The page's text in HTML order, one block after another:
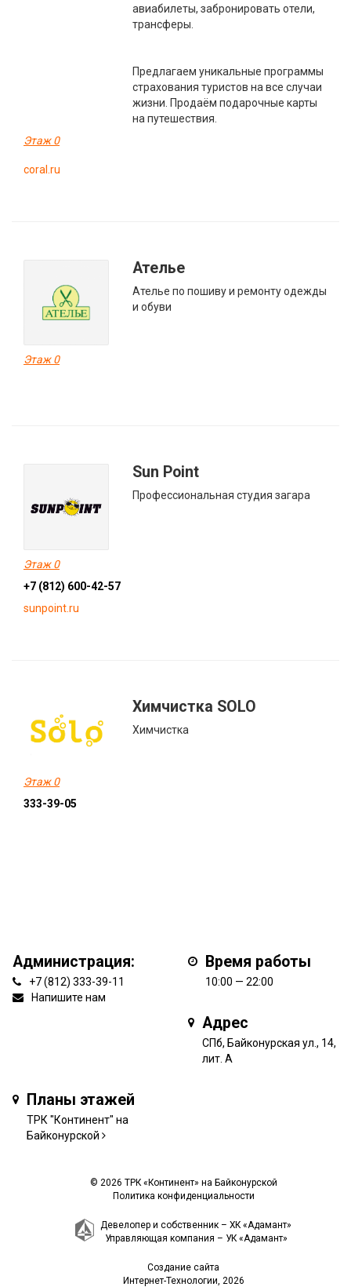
авиабилеты, забронировать отели,
трансферы.
Предлагаем уникальные программы
страхования туристов на все случаи
жизни. Продаём подарочные карты
на путешествия.
Этаж 0
coral.ru
Ателье
Ателье по пошиву и ремонту одежды
и обуви
Этаж 0
Sun Point
Профессиональная студия загара
Этаж 0
+7 (812) 600-42-57
sunpoint.ru
Химчистка SOLO
Химчистка
Этаж 0
333-39-05
Администрация:
+7 (812) 333-39-11
Напишите нам
Время работы
10:00 — 22:00
Адрес
СПб, Байконурская ул., 14,
лит. А
Планы этажей
ТРК "Континент" на
Байконурской
© 2026 ТРК «Континент» на Байконурской
Политика конфиденциальности
Девелопер и собственник – ХК «Адамант»
Управляющая компания – УК «Адамант»
Создание сайта
Интернет-Технологии , 2026